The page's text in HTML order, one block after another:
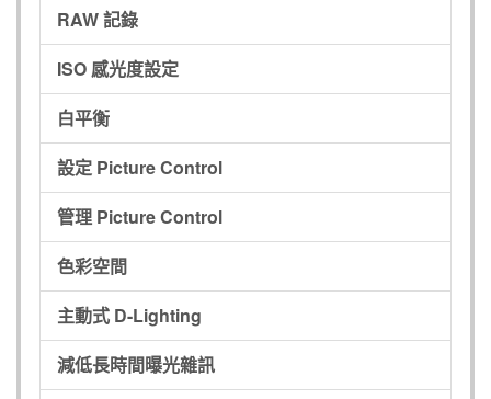
RAW 記錄
ISO 感光度設定
白平衡
設定 Picture Control
管理 Picture Control
色彩空間
主動式 D-Lighting
減低長時間曝光雜訊